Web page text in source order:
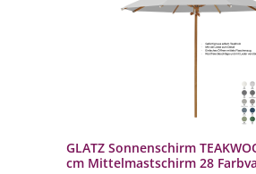
GLATZ Sonnenschirm
cm Mittelmastschirm 28